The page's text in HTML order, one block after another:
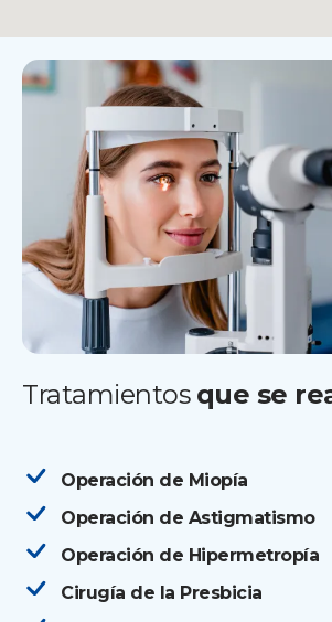
Tratamientos que se
Operación de Miopía
Operación de Astigmatismo
Operación de Hipermetropía
Cirugía de la Presbicia